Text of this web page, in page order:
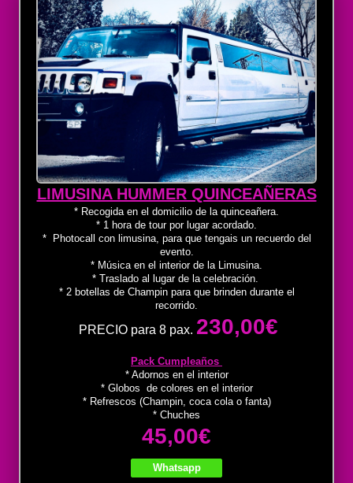
LIMUSINA HUMMER QUINCEAÑERAS
* Recogida en el domicilio de la quinceañera.
* 1 hora de tour por lugar acordado.
* Photocall con limusina, para que tengais un recuerdo del
evento.
* Música en el interior de la Limusina.
* Traslado al lugar de la celebración.
* 2 botellas de Champin para que brinden durante el
recorrido.
PRECIO para 8 pax. 230,00€
Pack Cumpleaños
* Adornos en el interior
* Globos de colores en el interior
* Refrescos (Champin, coca cola o fanta)
* Chuches
45,00€
Whatsapp